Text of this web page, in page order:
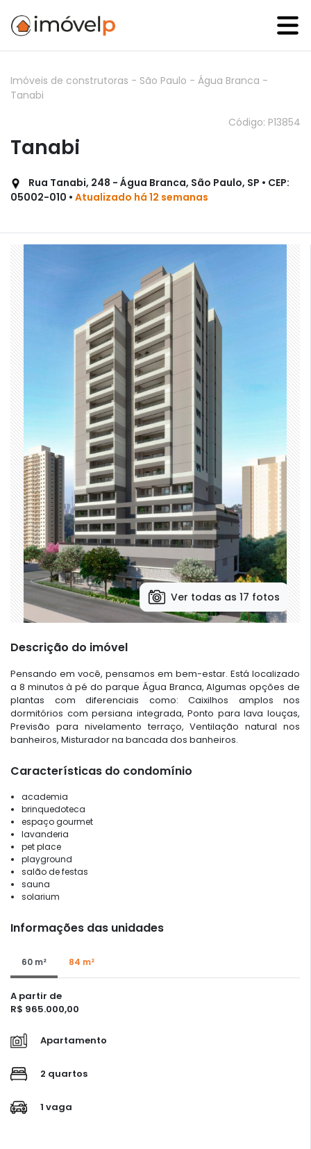
Imóveis de construtoras - São Paulo - Água Branca -
Tanabi
Código: P13854
Tanabi
Rua Tanabi, 248 - Água Branca, São Paulo, SP • CEP:
05002-010 • Atualizado há 12 semanas
Ver todas as 17 fotos
Descrição do imóvel
Pensando em você, pensamos em bem-estar. Está localizado
a 8 minutos à pé do parque Água Branca, Algumas opções de
plantas com diferenciais como: Caixilhos amplos nos
dormitórios com persiana integrada, Ponto para lava louças,
Previsão para nivelamento terraço, Ventilação natural nos
banheiros, Misturador na bancada dos banheiros.
Características do condomínio
academia
brinquedoteca
espaço gourmet
lavanderia
pet place
playground
salão de festas
sauna
solarium
Informações das unidades
60 m² 84 m²
A partir de
R$ 965.000,00
Apartamento
2 quartos
1 vaga